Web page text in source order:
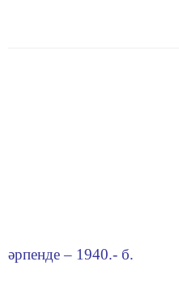
әрпенде – 1940.- б.